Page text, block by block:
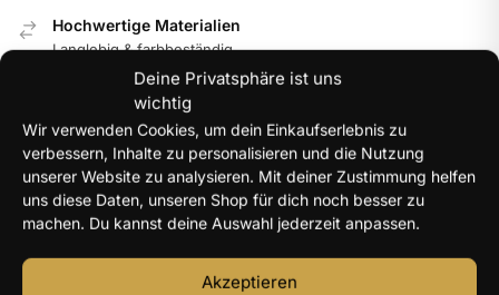
Deine Privatsphäre ist uns
wichtig
Wir verwenden Cookies, um dein Einkaufserlebnis zu
verbessern, Inhalte zu personalisieren und die Nutzung
unserer Website zu analysieren. Mit deiner Zustimmung helfen
uns diese Daten, unseren Shop für dich noch besser zu
machen. Du kannst deine Auswahl jederzeit anpassen.
Akzeptieren
Hochwertige Materialien
Langlebig & farbbeständig
Internationale Garantie
Im jeweiligen Land der Nutzung
100% Secure Checkout
PayPal / MasterCard / Visa
NEUE PRODUKTE